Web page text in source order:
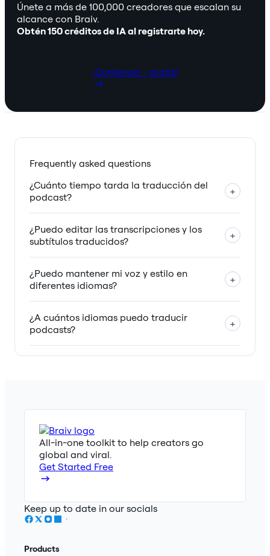
Únete a más de 100,000 creadores que escalan su
alcance con Braiv.
Obtén 150 créditos de IA al registrarte hoy.
¡Comienza - gratis!
Frequently asked questions
¿Cuánto tiempo tarda la traducción del
podcast?
+
¿Puedo editar las transcripciones y los
subtítulos traducidos?
+
¿Puedo mantener mi voz y estilo en
diferentes idiomas?
+
¿A cuántos idiomas puedo traducir
podcasts?
+
All-in-one toolkit to help creators go
global and viral.
Get Started Free
Keep up to date in our socials
Products